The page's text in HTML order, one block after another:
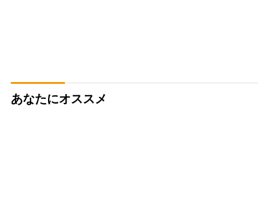
あなたにオススメ